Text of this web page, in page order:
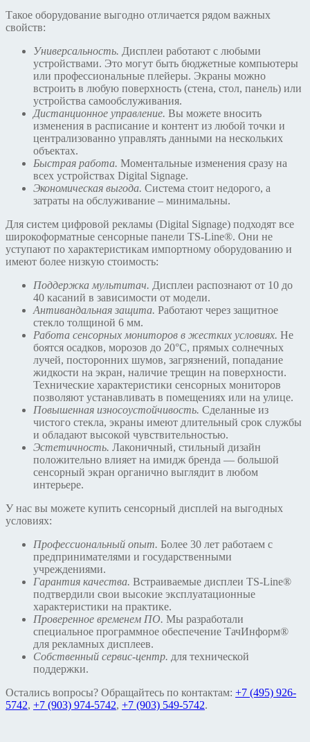
Такое оборудование выгодно отличается рядом важных
свойств:
Универсальность. Дисплеи работают с любыми
устройствами. Это могут быть бюджетные компьютеры
или профессиональные плейеры. Экраны можно
встроить в любую поверхность (стена, стол, панель) или
устройства самообслуживания.
Дистанционное управление. Вы можете вносить
изменения в расписание и контент из любой точки и
централизованно управлять данными на нескольких
объектах.
Быстрая работа. Моментальные изменения сразу на
всех устройствах Digital Signage.
Экономическая выгода. Система стоит недорого, а
затраты на обслуживание – минимальны.
Для систем цифровой рекламы (Digital Signage) подходят все
широкоформатные сенсорные панели TS-Line®. Они не
уступают по характеристикам импортному оборудованию и
имеют более низкую стоимость:
Поддержка мультитач. Дисплеи распознают от 10 до
40 касаний в зависимости от модели.
Антивандальная защита. Работают через защитное
стекло толщиной 6 мм.
Работа сенсорных мониторов в жестких условиях. Не
боятся осадков, морозов до 20°С, прямых солнечных
лучей, посторонних шумов, загрязнений, попадание
жидкости на экран, наличие трещин на поверхности.
Технические характеристики сенсорных мониторов
позволяют устанавливать в помещениях или на улице.
Повышенная износоустойчивость. Сделанные из
чистого стекла, экраны имеют длительный срок службы
и обладают высокой чувствительностью.
Эстетичность. Лаконичный, стильный дизайн
положительно влияет на имидж бренда — большой
сенсорный экран органично выглядит в любом
интерьере.
У нас вы можете купить сенсорный дисплей на выгодных
условиях:
Профессиональный опыт. Более 30 лет работаем с
предпринимателями и государственными
учреждениями.
Гарантия качества. Встраиваемые дисплеи TS-Line®
подтвердили свои высокие эксплуатационные
характеристики на практике.
Проверенное временем ПО. Мы разработали
специальное программное обеспечение ТачИнформ®
для рекламных дисплеев.
Собственный сервис-центр. для технической
поддержки.
Остались вопросы? Обращайтесь по контактам: +7 (495) 926-
5742, +7 (903) 974-5742, +7 (903) 549-5742.